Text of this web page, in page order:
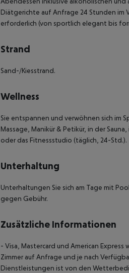
Diätgerichte auf Anfrage 24 Stunden im
erforderlich (von sportlich elegant bis
Strand
Sand-/Kiesstrand.
Wellness
Sie entspannen und verwöhnen sich im
Massage, Manikür & Petikür, in der
oder das Fitnessstudio (täglich, 24-Std.).
Unterhaltung
Unterhaltungen Sie sich am Tage mit
gegen Gebühr.
Zusätzliche Informationen
- Visa, Mastercard und American
Zimmer auf Anfrage und je nach
Dienstleistungen ist von den